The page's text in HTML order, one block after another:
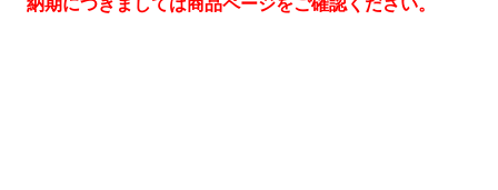
納期につきましては商品ページをご確認ください。